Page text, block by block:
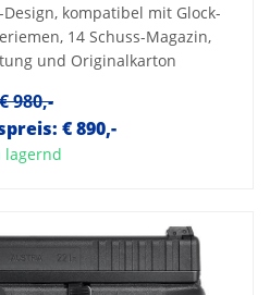
kompatibel mit Glock-
14 Schuss-Magazin,
und Originalkarton
€ 980,-
€ 890,-
lagernd